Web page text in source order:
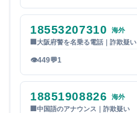
18553207310
海外
大阪府警を名乗る電話｜詐欺疑い
👁449💬1
18851908826
海外
中国語のアナウンス｜詐欺疑い